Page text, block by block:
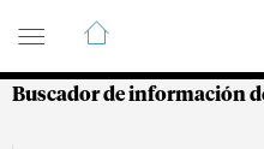
Guía de Empresas
Buscador de información